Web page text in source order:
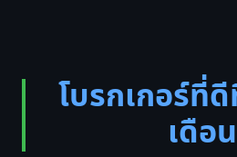
โบรกเกอร์ที่
เดือ